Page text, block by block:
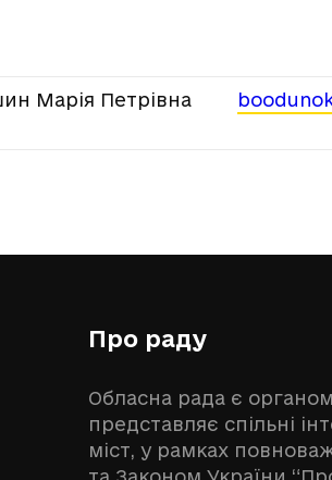
Марія Петрівна
Про раду
Обласна рада є
представляє спільні
міст, у рамках